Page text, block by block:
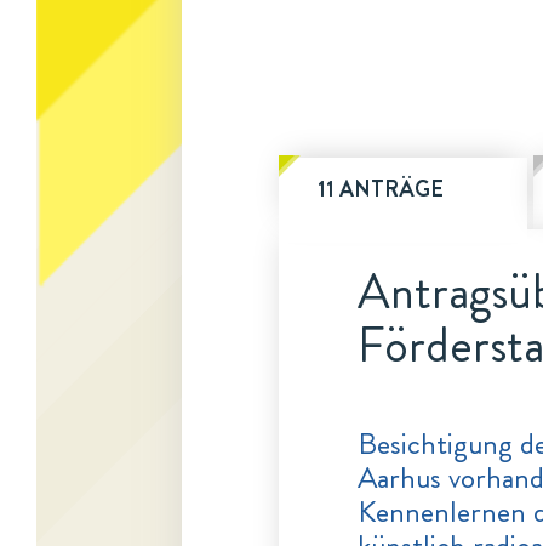
11 ANTRÄGE
Besichtigung
Aarhus
Kennenlernen